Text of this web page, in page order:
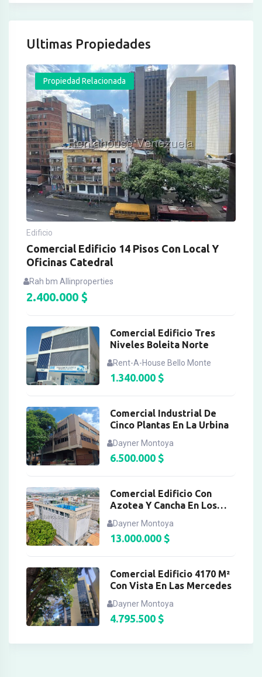
Ultimas Propiedades
Propiedad Relacionada
Edificio
Comercial Edificio 14 Pisos Con Local Y
Oficinas Catedral
Rah bm Allinproperties
2.400.000 $
Comercial Edificio Tres
Niveles Boleita Norte
Rent-A-House Bello Monte
1.340.000$
Comercial Industrial De
Cinco Plantas En La Urbina
Dayner Montoya
6.500.000$
Comercial Edificio Con
Azotea Y Cancha En Los
Dayner Montoya
13.000.000$
Comercial Edificio 4170 M²
Con Vista En Las Mercedes
Dayner Montoya
4.795.500$